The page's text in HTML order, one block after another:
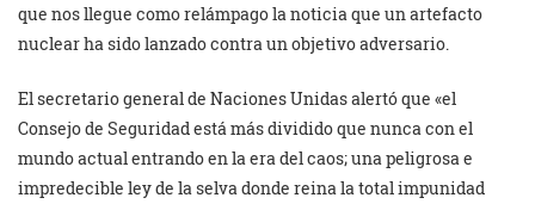
que nos llegue como relámpago la noticia que un artefacto
nuclear ha sido lanzado contra un objetivo adversario.
El secretario general de Naciones Unidas alertó que «el
Consejo de Seguridad está más dividido que nunca con el
mundo actual entrando en la era del caos; una peligrosa e
impredecible ley de la selva donde reina la total impunidad